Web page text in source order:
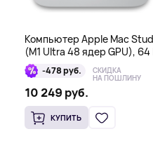
Компьютер Apple Mac
(M1 Ultra 48 ядер GPU), 64
1 Тб -478 руб. СКИДКА
НА ПОШЛИНУ
10 249 руб.
КУПИТЬ